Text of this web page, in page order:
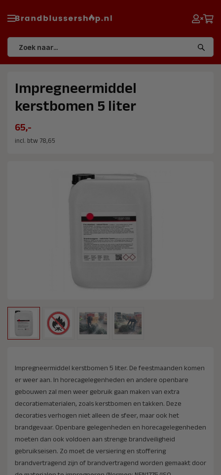
Impregneermiddel
kerstbomen 5 liter
65,-
incl. btw 78,65
Impregneermiddel kerstbomen 5 liter. De feestmaanden komen
er weer aan. In horecagelegenheden en andere openbare
gebouwen zal men weer gebruik gaan maken van extra
decoratiematerialen, zoals kerstbomen en takken. Deze
decoraties verhogen niet alleen de sfeer, maar ook het
brandgevaar. Openbare gelegenheden en horecagelegenheden
moeten dan ook voldoen aan strenge brandveiligheid
gebruikseisen. Zo moet de versiering en stoffering
brandvertragend zijn of brandvertragend worden gemaakt door